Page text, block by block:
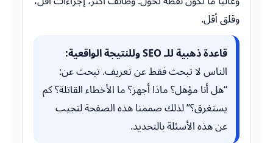
وقلق أقل.
قاعدة ذهبية للـ SEO وللنتيجة الواقعية:
الناس لا تبحث فقط عن تعريف. تبحث عن:
“هل أنا مؤهل؟ ماذا أجهز؟ ما الأخطاء القاتلة؟ كم
يستغرق؟” لذلك صممنا هذه الصفحة لتجيب
عن هذه الأسئلة بالتحديد.